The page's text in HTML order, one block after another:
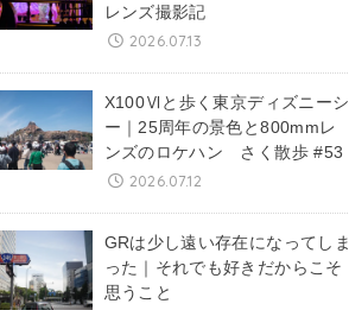
レンズ撮影記
2026.07.13
X100Ⅵと歩く東京ディズニーシ
ー｜25周年の景色と800mmレ
ンズのロケハン さく散歩 #53
2026.07.12
GRは少し遠い存在になってしま
った｜それでも好きだからこそ
思うこと